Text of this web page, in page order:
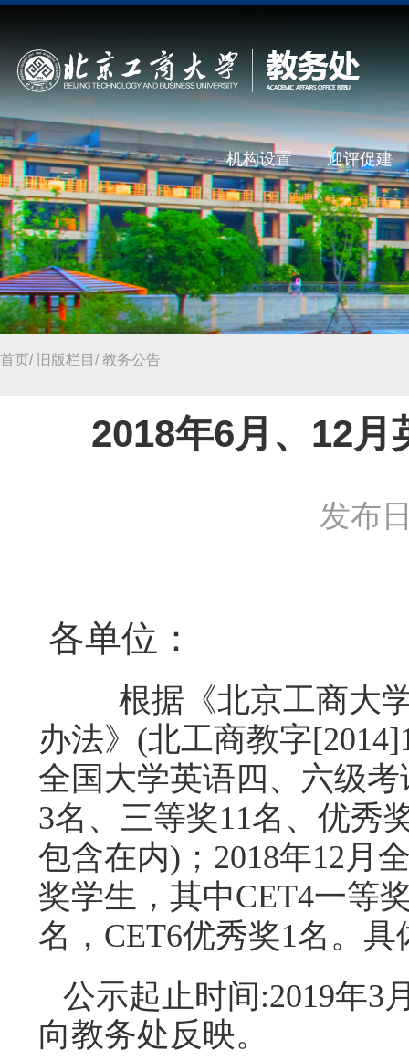
机构设置 迎评促建
首页/ 旧版栏目 / 教务公告
2018年6月、12月
发布
各单位：
根据《北京工商大
办法》 (北工商教字
全国大学英语四、六级
3名、三等奖11名、优秀
包含在内)； 2018年12 月
奖学生，其中CET4一等
名， CET6优秀奖1名。具
公示起止时间 :2019年3
向教务处反映。